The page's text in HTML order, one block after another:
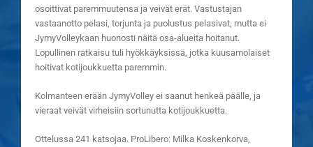
osoittivat paremmuutensa ja veivät erät. Vastustajan
vastaanotto pelasi, torjunta ja puolustus pelasivat, mutta ei
JymyVolleykaan huonosti näitä osa-alueita hoitanut.
Lopullinen ratkaisu tuli hyökkäyksissä, jotka kuusamolaiset
hoitivat kotijoukkuetta paremmin.
Kolmanteen erään JymyVolley ei saanut henkeä päälle, ja
vieraat veivät virheisiin sortunutta kotijoukkuetta.
Ottelussa 241 katsojaa. ProLibero: Milka Koskenkorva,